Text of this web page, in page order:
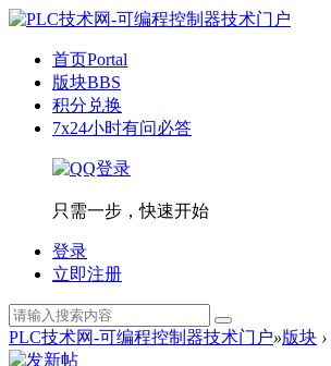
首页Portal
版块BBS
积分兑换
7x24小时有问必答
只需一步，快速开始
登录
立即注册
PLC技术网-可编程控制器技术门户»版块 ›